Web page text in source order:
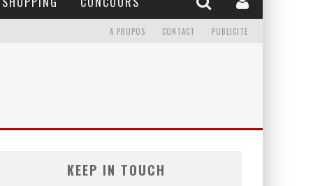
A PROPOS CONTACT PUBLICITE
KEEP IN TOUCH